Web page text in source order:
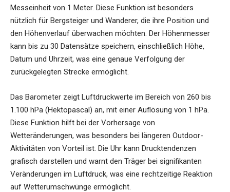
Messeinheit von 1 Meter. Diese Funktion ist besonders
nützlich für Bergsteiger und Wanderer, die ihre Position und
den Höhenverlauf überwachen möchten. Der Höhenmesser
kann bis zu 30 Datensätze speichern, einschließlich Höhe,
Datum und Uhrzeit, was eine genaue Verfolgung der
zurückgelegten Strecke ermöglicht.
Das Barometer zeigt Luftdruckwerte im Bereich von 260 bis
1.100 hPa (Hektopascal) an, mit einer Auflösung von 1 hPa.
Diese Funktion hilft bei der Vorhersage von
Wetteränderungen, was besonders bei längeren Outdoor-
Aktivitäten von Vorteil ist. Die Uhr kann Drucktendenzen
grafisch darstellen und warnt den Träger bei signifikanten
Veränderungen im Luftdruck, was eine rechtzeitige Reaktion
auf Wetterumschwünge ermöglicht.